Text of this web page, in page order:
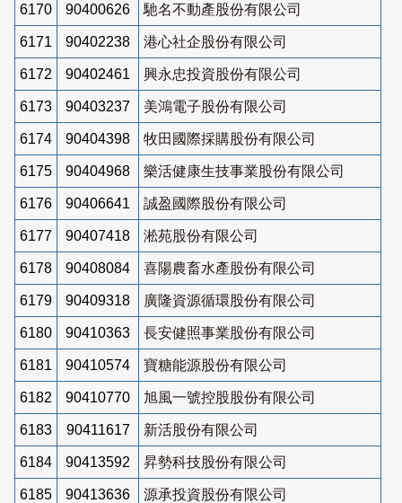
6170 90400626 馳名不動產股份有限公司
6171 90402238 港心社企股份有限公司
6172 90402461 興永忠投資股份有限公司
6173 90403237 美鴻電子股份有限公司
6174 90404398 牧田國際採購股份有限公司
6175 90404968 樂活健康生技事業股份有限公司
6176 90406641 誠盈國際股份有限公司
6177 90407418 淞苑股份有限公司
6178 90408084 喜陽農畜水產股份有限公司
6179 90409318 廣隆資源循環股份有限公司
6180 90410363 長安健照事業股份有限公司
6181 90410574 寶糖能源股份有限公司
6182 90410770 旭風一號控股股份有限公司
6183 90411617 新活股份有限公司
6184 90413592 昇勢科技股份有限公司
6185 90413636 源承投資股份有限公司